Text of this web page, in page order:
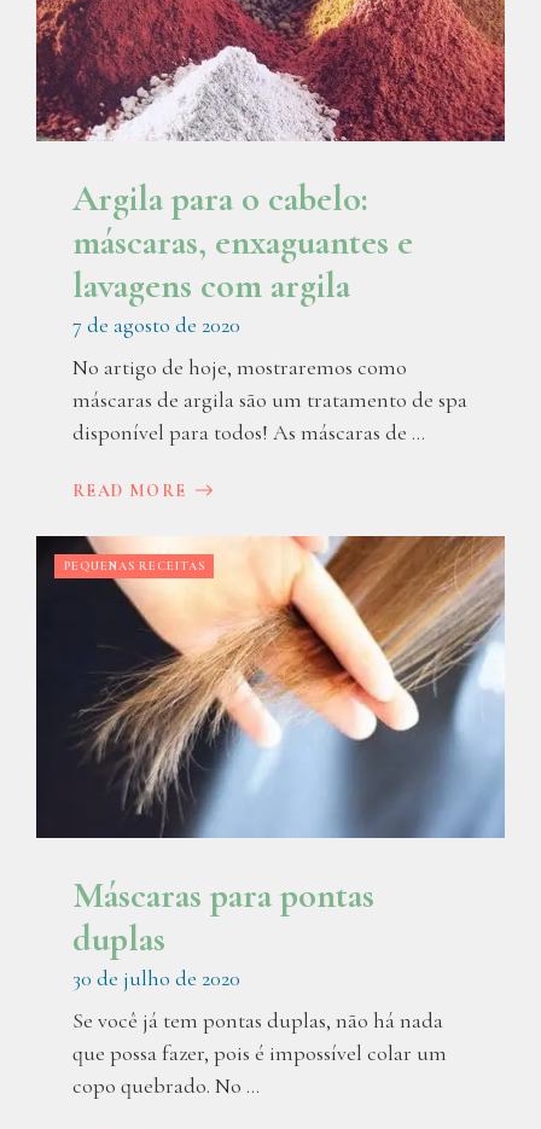
Argila para o cabelo:
máscaras, enxaguantes e
lavagens com argila
7 de agosto de 2020
No artigo de hoje, mostraremos como
máscaras de argila são um tratamento de spa
disponível para todos! As máscaras de ...
READ MORE
PEQUENAS RECEITAS
Máscaras para pontas
duplas
30 de julho de 2020
Se você já tem pontas duplas, não há nada
que possa fazer, pois é impossível colar um
copo quebrado. No ...